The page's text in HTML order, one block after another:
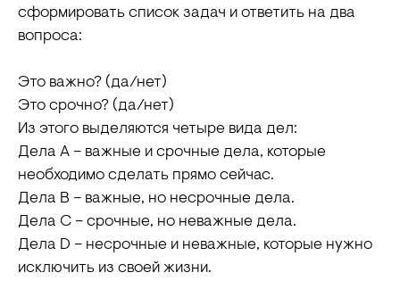
сформировать список задач и ответить на два
вопроса:
Это важно? (да/нет)
Это срочно? (да/нет)
Из этого выделяются четыре вида дел:
Дела А – важные и срочные дела, которые
необходимо сделать прямо сейчас.
Дела В – важные, но несрочные дела.
Дела С – срочные, но неважные дела.
Дела D – несрочные и неважные, которые нужно
исключить из своей жизни.
СМИТАП ©. Правообладатель: Общество с
ограниченной ответственностью «Метод развития»,
ОГРН: 1217800158212, ИНН 7806591908. Юридический
адрес: 198095, г. Санкт-Петербург, ул. Промышленная,
д. 21, стр. 1 +78006003198. Использование сайта
означает согласие сПользовательским соглашением
Политикой конфиденциальности
Правовая информация
Информация о программном
обеспечении
Сведения об образовательной
организации